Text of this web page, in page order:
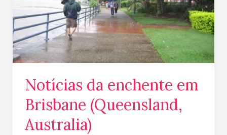
Notícias da enchente em
Brisbane (Queensland,
Australia)